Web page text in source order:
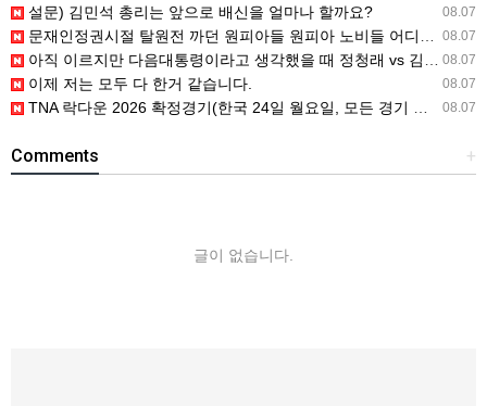
08.07
설문) 김민석 총리는 앞으로 배신을 얼마나 할까요?
08.07
문재인정권시절 탈원전 까던 원피아들 원피아 노비들 어디감?
08.07
아직 이르지만 다음대통령이라고 생각했을 때 정청래 vs 김민석
08.07
이제 저는 모두 다 한거 같습니다.
08.07
TNA 락다운 2026 확정경기(한국 24일 월요일, 모든 경기 철창 매
+
Comments
글이 없습니다.